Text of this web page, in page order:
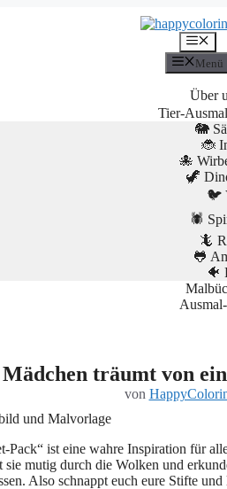
Menü
Über
Tier-
🐘
🐞
🐙
🦖
🐦
🕷️
🦎
🐸
🐠
träumt von
von
ist eine wahre Inspiration für
mutig durch die Wolken und
Also schnappt euch eure Stifte